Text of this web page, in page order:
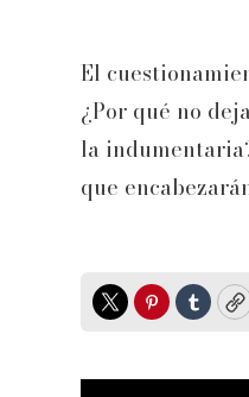
El
¿Por qué no
la
que
TwitterPinterest